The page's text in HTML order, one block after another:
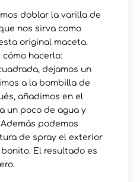
doblar la varilla de
nos sirva como
original maceta.
cómo hacerlo:
dejamos un
a la bombilla de
añadimos en el
un poco de agua y
podemos
de spray el exterior
El resultado es